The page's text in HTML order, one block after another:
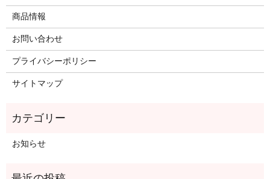
商品情報
お問い合わせ
プライバシーポリシー
サイトマップ
お知らせ